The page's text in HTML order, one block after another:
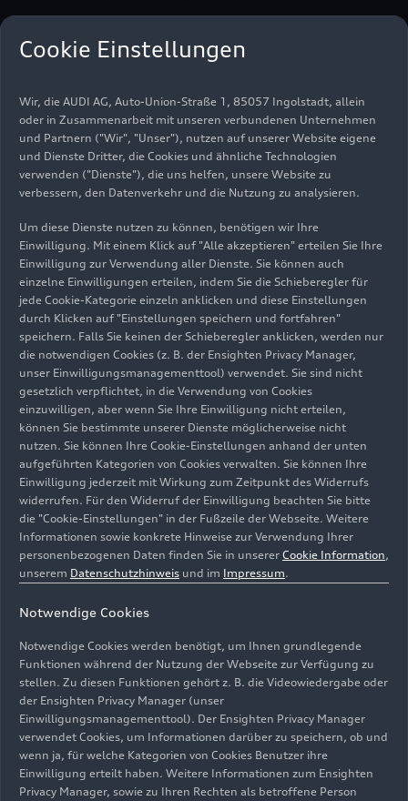
EC4P verwendet lokale Server. Diese dienen als
mit geringer Latenzzeit verarbeiten und auf die
Werkerführungen verteilen, die den
Mitarbeitenden jeweils anzeigen, welches Teil im
Fahrzeug verbaut werden muss. Die Arbeit von
teuren und wartungsintensiven Industrie-PCs
wird damit überflüssig.
„Software statt Hardware lautet unsere Devise“,
sagen Sven Müller und Philip Saalmann, Leiter
und Co-Leiter des 20-köpfigen EC4P-
Projektteams. „EC4P ermöglicht eine schnelle
Einführung von Software und neuen Tools, sei es
für die Werkerführung, Schraubsteuerung,
Fahrzeugdiagnose, vorausschauende Wartung
oder Energieeinsparung“, sagt Müller. Zudem
schließt EC4P mit dem Verzicht auf Industrie-PCs
an der Linie potenzielle Einfallstore für
Schadsoftware. Jörg Spindler, Leiter
Fertigungsplanung und Produktionstechnik bei
Audi, betont die Möglichkeiten der EC4P: „Wir
wollen die lokale Cloud für die Produktion in die
Werke bringen und dabei Fortschritte bei
Die Serverlösung
ermöglicht es,
Auslastungsspitzen über die Gesamtzahl
virtualisierter Clients für eine schnellere
Anwendungsbereitstellung auszugleichen – und
so Ressourcen effizienter zu nutzen. Die
Produktion spart vor allem bei Software-Rollouts,
Betriebssystemwechseln und IT-relevanten
Aufwänden. Die Cloudtechnologie lässt sich
Cookie Einstellungen
Wir, die AUDI AG, Auto-Union-Straße 1, 85057 Ingolstadt, allein
oder in Zusammenarbeit mit unseren verbundenen Unternehmen
und Partnern ("Wir", "Unser"), nutzen auf unserer Website eigene
und Dienste Dritter, die Cookies und ähnliche Technologien
verwenden ("Dienste"), die uns helfen, unsere Website zu
verbessern, den Datenverkehr und die Nutzung zu analysieren.
Um diese Dienste nutzen zu können, benötigen wir Ihre
Einwilligung. Mit einem Klick auf "Alle akzeptieren" erteilen Sie Ihre
Einwilligung zur Verwendung aller Dienste. Sie können auch
einzelne Einwilligungen erteilen, indem Sie die Schieberegler für
jede Cookie-Kategorie einzeln anklicken und diese Einstellungen
durch Klicken auf "Einstellungen speichern und fortfahren"
speichern. Falls Sie keinen der Schieberegler anklicken, werden nur
die notwendigen Cookies (z. B. der Ensighten Privacy Manager,
unser Einwilligungsmanagementtool) verwendet. Sie sind nicht
gesetzlich verpflichtet, in die Verwendung von Cookies
einzuwilligen, aber wenn Sie Ihre Einwilligung nicht erteilen,
können Sie bestimmte unserer Dienste möglicherweise nicht
nutzen. Sie können Ihre Cookie-Einstellungen anhand der unten
aufgeführten Kategorien von Cookies verwalten. Sie können Ihre
Einwilligung jederzeit mit Wirkung zum Zeitpunkt des Widerrufs
widerrufen. Für den Widerruf der Einwilligung beachten Sie bitte
die "Cookie-Einstellungen" in der Fußzeile der Webseite. Weitere
Informationen sowie konkrete Hinweise zur Verwendung Ihrer
personenbezogenen Daten finden Sie in unserer Cookie Information,
unserem Datenschutzhinweis und im Impressum.
Notwendige Cookies
Notwendige Cookies werden benötigt, um Ihnen grundlegende
Funktionen während der Nutzung der Webseite zur Verfügung zu
stellen. Zu diesen Funktionen gehört z. B. die Videowiedergabe oder
der Ensighten Privacy Manager (unser
Einwilligungsmanagementtool). Der Ensighten Privacy Manager
verwendet Cookies, um Informationen darüber zu speichern, ob und
wenn ja, für welche Kategorien von Cookies Benutzer ihre
Einwilligung erteilt haben. Weitere Informationen zum Ensighten
Privacy Manager, sowie zu Ihren Rechten als betroffene Person